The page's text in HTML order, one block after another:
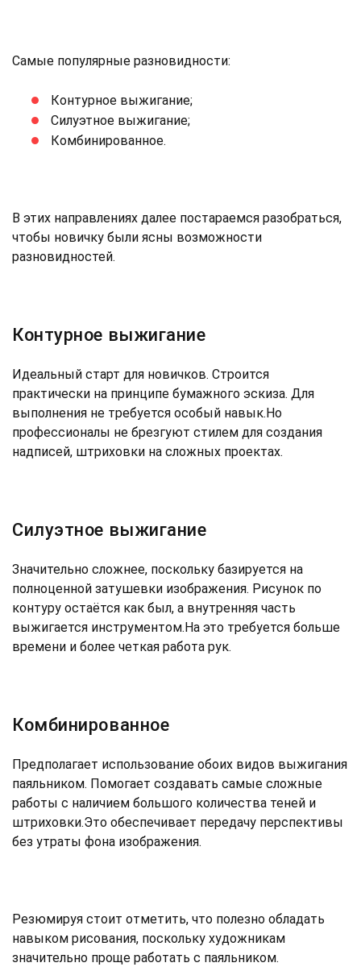
Самые популярные разновидности:
Контурное выжигание;
Силуэтное выжигание;
Комбинированное.
В этих направлениях далее постараемся разобраться,
чтобы новичку были ясны возможности
разновидностей.
Контурное выжигание
Идеальный старт для новичков. Строится
практически на принципе бумажного эскиза. Для
выполнения не требуется особый навык.Но
профессионалы не брезгуют стилем для создания
надписей, штриховки на сложных проектах.
Силуэтное выжигание
Значительно сложнее, поскольку базируется на
полноценной затушевки изображения. Рисунок по
контуру остаётся как был, а внутренняя часть
выжигается инструментом.На это требуется больше
времени и более четкая работа рук.
Комбинированное
Предполагает использование обоих видов выжигания
паяльником. Помогает создавать самые сложные
работы с наличием большого количества теней и
штриховки.Это обеспечивает передачу перспективы
без утраты фона изображения.
Резюмируя стоит отметить, что полезно обладать
навыком рисования, поскольку художникам
значительно проще работать с паяльником.